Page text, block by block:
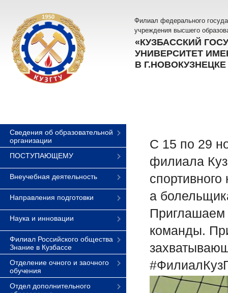
Филиал федерального
учреждения высшего
«КУЗБАССКИЙ
УНИВЕРСИТЕТ
В Г.НОВОКУЗНЕЦКЕ
Сведения об образовательной
организации
ПОСТУПАЮЩЕМУ
Внеучебная деятельность
Направления подготовки
Наука и инновации
Филиал Российского общества
Знание в Кузбассе
Отделение очного и заочного
обучения
Отдел дополнительного
С 15 по 29
филиала
а
Приглашаем
команды.